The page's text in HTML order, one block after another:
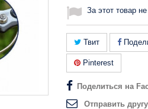
За этот товар
Твит
Pinterest
Поделиться на
Отправить другу